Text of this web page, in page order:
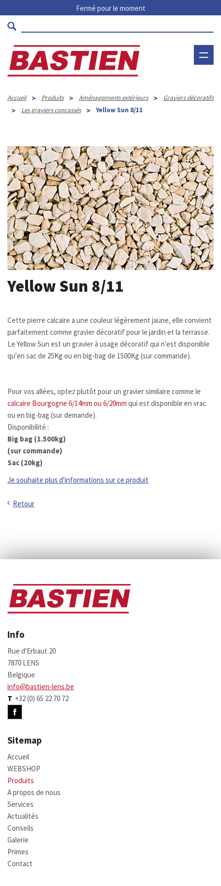
Fermé pour le moment
Accueil > Produits > Aménagements extérieurs > Graviers décoratifs
> Les graviers concassés > Yellow Sun 8/11
Yellow Sun 8/11
Cette pierre calcaire a une couleur légèrement jaune, elle convient
parfaitement comme gravier décoratif pour le jardin et la terrasse.
Le Yellow Sun est un gravier à usage décoratif qui n'est disponible
qu'en sac de 25Kg ou en big-bag de 1500Kg (sur commande).
Pour vos allées, optez plutôt pour un gravier similaire comme le
calcaire Bourgogne 6/14mm ou 6/20mm qui est disponible en vrac
ou en big-bag (sur demande).
Disponibilité :
Big bag (1.500kg)
(sur commande)
Sac (20kg)
Je souhaite plus d'informations sur ce produit
Retour
Info
Rue d'Erbaut 20
7870 LENS
Belgique
info@bastien-lens.be
T +32 (0) 65 22 70 72
Sitemap
Accueil
WEBSHOP
Produits
A propos de nous
Services
Actualités
Conseils
Galerie
Primes
Contact